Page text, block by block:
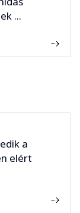
...
a
elért